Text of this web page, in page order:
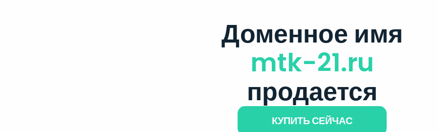
Доменное имя
mtk-21.ru
продается
КУПИТЬ СЕЙЧАС